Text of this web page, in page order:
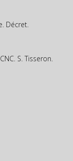
Décret.
S. Tisseron.